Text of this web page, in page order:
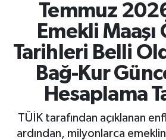
Temmuz
Emekli
Tarihleri Belli
Bağ-Kur
Hesaplama
TÜİK tarafından açıklanan
ardından, milyonlarca